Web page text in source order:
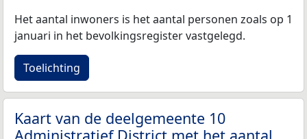
Het aantal inwoners is het aantal personen zoals op 1
januari in het bevolkingsregister vastgelegd.
Toelichting
Kaart van de deelgemeente 10
Administratief District met het aantal